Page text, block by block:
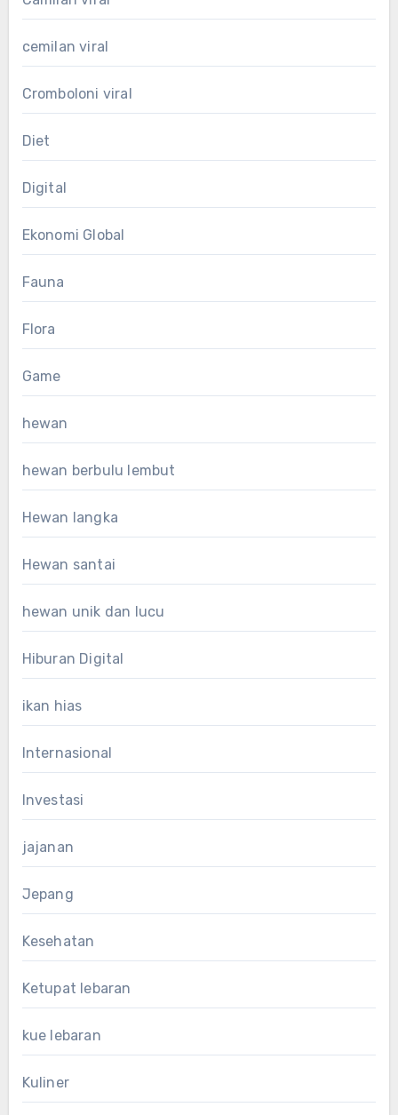
cemilan viral
Cromboloni viral
Diet
Digital
Ekonomi Global
Fauna
Flora
Game
hewan
hewan berbulu lembut
Hewan langka
Hewan santai
hewan unik dan lucu
Hiburan Digital
ikan hias
Internasional
Investasi
jajanan
Jepang
Kesehatan
Ketupat lebaran
kue lebaran
Kuliner